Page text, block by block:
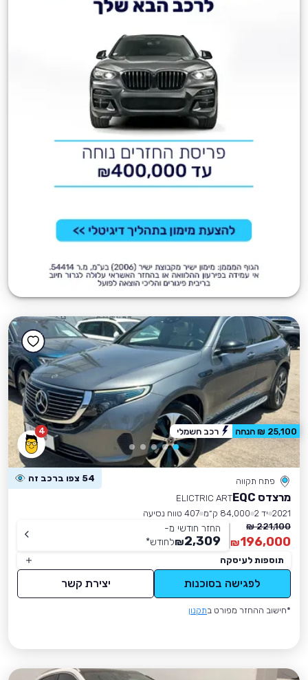
4
פתח תקווה 54 צפו ברכב זה
מרצדס EQC
ELICTRIC ART
2021 יד 2 84,000 ק״מ
407 טווח נסיעה
221,100 ₪
196,000
₪
החזר חודשי מ-
2,309
₪לחודש*
תוספות לעיסקה
לפגישה בסוכנות יצירת קשר
*חישוב ההחזר מפורט בתקנון
25,100 ₪ הנחה רכב חשמלי